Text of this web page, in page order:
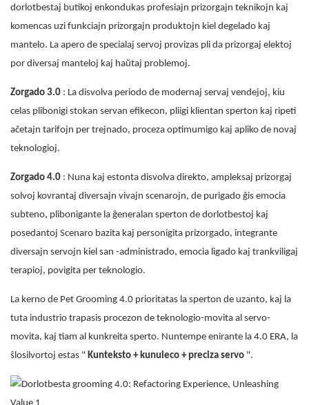
dorlotbestaj butikoj enkondukas profesiajn prizorgajn teknikojn kaj
komencas uzi funkciajn prizorgajn produktojn kiel degelado kaj
mantelo. La apero de specialaj servoj provizas pli da prizorgaj elektoj
por diversaj manteloj kaj haŭtaj problemoj.
Zorgado 3.0 : La disvolva periodo de modernaj servaj vendejoj, kiu
celas plibonigi stokan servan efikecon, pliigi klientan sperton kaj ripeti
aĉetajn tarifojn per trejnado, proceza optimumigo kaj apliko de novaj
teknologioj.
Zorgado 4.0 : Nuna kaj estonta disvolva direkto, ampleksaj prizorgaj
solvoj kovrantaj diversajn vivajn scenarojn, de purigado ĝis emocia
subteno, plibonigante la ĝeneralan sperton de dorlotbestoj kaj
posedantoj Scenaro bazita kaj personigita prizorgado, integrante
diversajn servojn kiel san -administrado, emocia ligado kaj trankviligaj
terapioj, povigita per teknologio.
La kerno de Pet Grooming 4.0 prioritatas la sperton de uzanto, kaj la
tuta industrio trapasis procezon de teknologio-movita al servo-
movita, kaj tiam al kunkreita sperto. Nuntempe enirante la 4.0 ERA, la
ŝlosilvortoj estas " Kunteksto + kunuleco + preciza servo ".